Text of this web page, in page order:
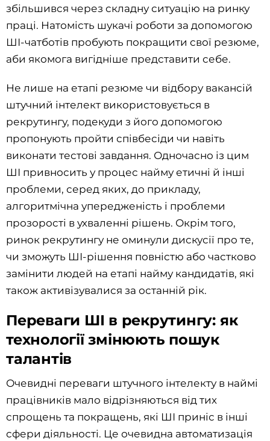
збільшився через складну ситуацію на ринку
праці. Натомість шукачі роботи за допомогою
ШІ-чатботів пробують покращити свої резюме,
аби якомога вигідніше представити себе.
Не лише на етапі резюме чи відбору вакансій
штучний інтелект використовується в
рекрутингу, подекуди з його допомогою
пропонують пройти співбесіди чи навіть
виконати тестові завдання. Одночасно із цим
ШІ привносить у процес найму етичні й інші
проблеми, серед яких, до прикладу,
алгоритмічна упередженість і проблеми
прозорості в ухваленні рішень. Окрім того,
ринок рекрутингу не оминули дискусії про те,
чи зможуть ШІ-рішення повністю або частково
замінити людей на етапі найму кандидатів, які
також активізувалися за останній рік.
Переваги ШІ в рекрутингу: як
технології змінюють пошук
талантів
Очевидні переваги штучного інтелекту в наймі
працівників мало відрізняються від тих
спрощень та покращень, які ШІ приніс в інші
сфери діяльності. Це очевидна автоматизація